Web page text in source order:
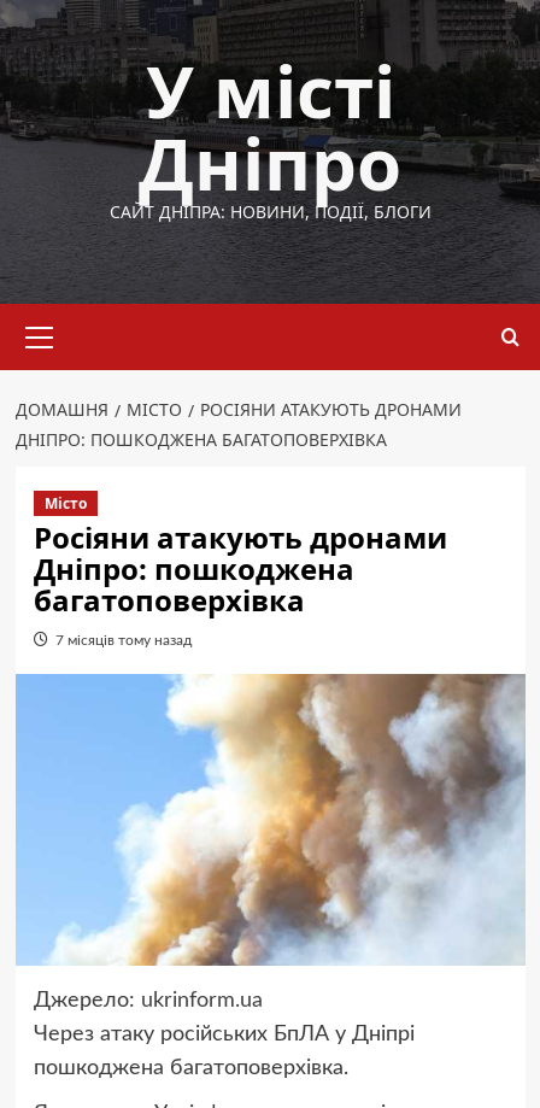
Перейти
до
вмісту
У місті
Дніпро
САЙТ ДНІПРА: НОВИНИ, ПОДІЇ, БЛОГИ
меню
ДОМАШНЯ МІСТО
РОСІЯНИ АТАКУЮТЬ ДРОНАМИ
ДНІПРО: ПОШКОДЖЕНА БАГАТОПОВЕРХІВКА
Місто
Росіяни атакують дронами
Дніпро: пошкоджена
багатоповерхівка
7 місяців тому назад
Джерело: ukrinform.ua
Через атаку російських БпЛА у Дніпрі
пошкоджена багатоповерхівка.